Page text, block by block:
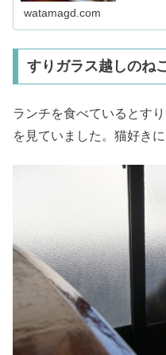
watamagd.com
すりガラス越しのね
ランチを食べているとす
を見ていました。猫好き